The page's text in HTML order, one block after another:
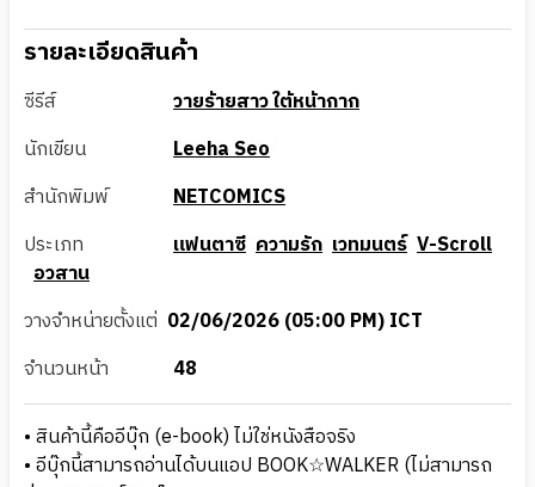
รายละเอียดสินค้า
ซีรีส์
วายร้ายสาว ใต้หน้ากาก
นักเขียน
Leeha Seo
สำนักพิมพ์
NETCOMICS
ประเภท
แฟนตาซี ความรัก เวทมนตร์ V-Scroll
อวสาน
วางจำหน่ายตั้งแต่ 02/06/2026 (05:00 PM) ICT
จำนวนหน้า
48
• สินค้านี้คืออีบุ๊ก (e-book) ไม่ใช่หนังสือจริง
• อีบุ๊กนี้สามารถอ่านได้บนแอป BOOK☆WALKER (ไม่สามารถ